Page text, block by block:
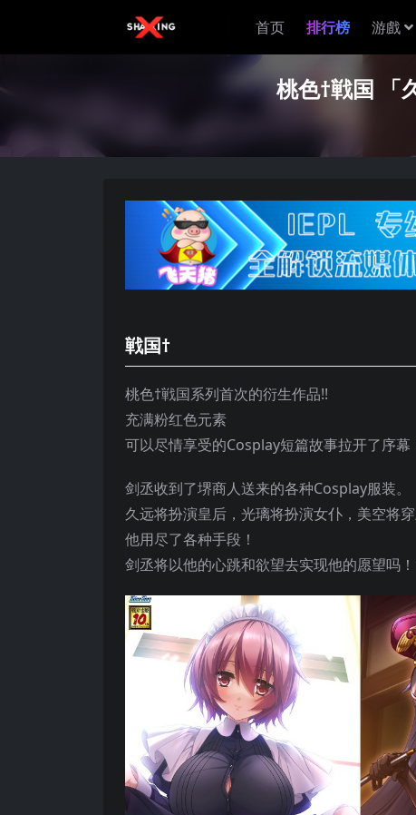
首页 排行榜 游戲
桃色†戦国 「
戦国†
桃色†戦国系列首次的衍生作品!!
充满粉红色元素
可以尽情享受的Cosplay短篇故事拉开了序幕
剑丞收到了堺商人送来的各种Cosplay服装。
久远将扮演皇后，光璃将扮演女仆，美空将
他用尽了各种手段！
剑丞将以他的心跳和欲望去实现他的愿望吗！